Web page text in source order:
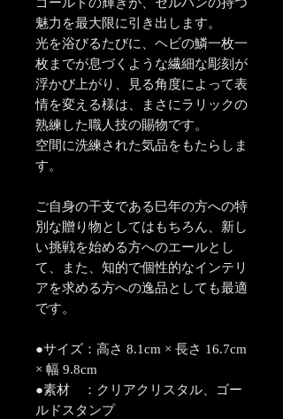
魅力を最大限に引き出します。
光を浴びるたびに、ヘビの鱗一枚一
枚までが息づくような繊細な彫刻が
浮かび上がり、見る角度によって表
情を変える様は、まさにラリックの
熟練した職人技の賜物です。
空間に洗練された気品をもたらしま
す。
ご自身の干支である巳年の方への特
別な贈り物としてはもちろん、新し
い挑戦を始める方へのエールとし
て、また、知的で個性的なインテリ
アを求める方への逸品としても最適
です。
●サイズ：高さ 8.1cm × 長さ 16.7cm
× 幅 9.8cm
●素材 ：クリアクリスタル、ゴー
ルドスタンプ